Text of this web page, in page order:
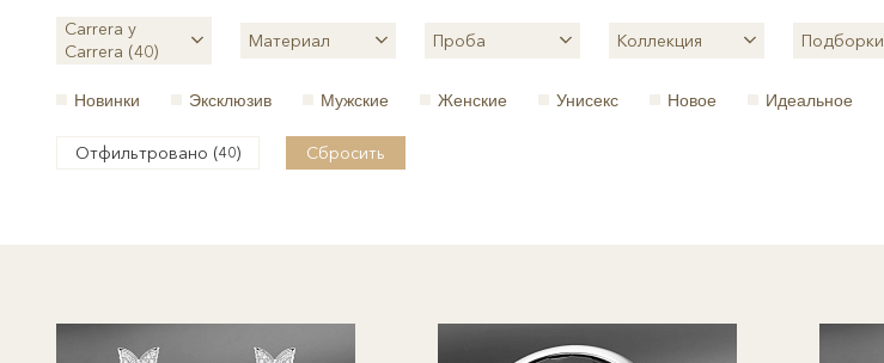
Carrera y
Carrera (40)
Материал Проба Коллекция Подборки
Новинки Эксклюзив Мужские Женские Унисекс Новое Идеальное
Отфильтровано (40) Сбросить